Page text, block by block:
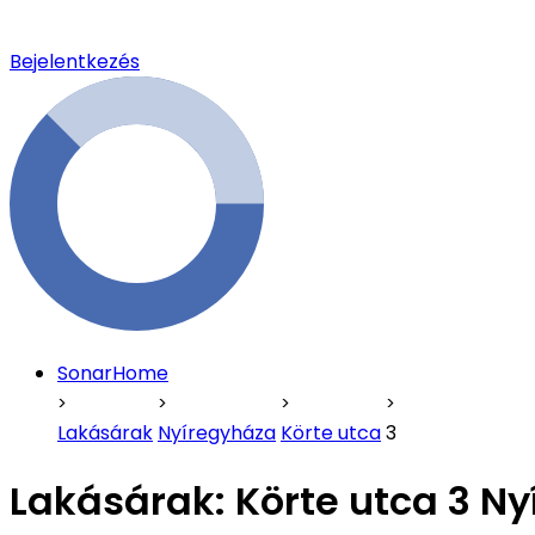
Bejelentkezés
SonarHome
Lakásárak Nyíregyháza Körte utca3
Lakásárak: Körte utca 3